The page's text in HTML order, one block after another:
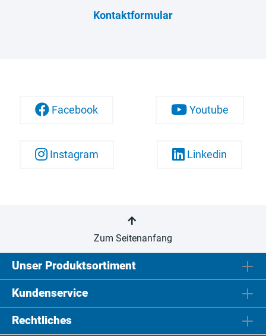
Kontaktformular
Facebook Youtube
Instagram Linkedin
Zum Seitenanfang
Unser Produktsortiment
Kundenservice
Rechtliches